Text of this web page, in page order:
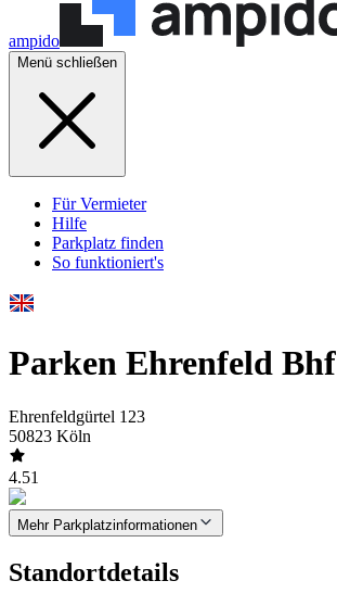
ampido
Menü schließen
Für Vermieter
Hilfe
Parkplatz finden
So funktioniert's
Parken Ehrenfeld Bhf
Ehrenfeldgürtel 123
50823 Köln
4.51
Mehr Parkplatzinformationen
Standortdetails